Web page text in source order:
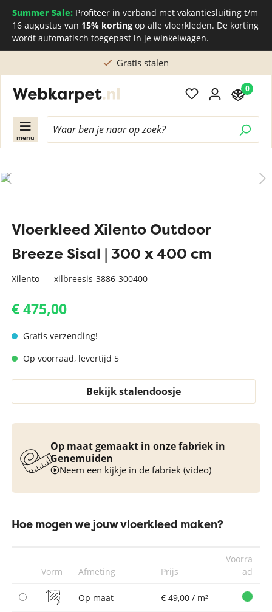
Summer Sale: Profiteer in verband met vakantiesluiting t/m
16 augustus van 15% korting op alle vloerkleden. De korting
wordt automatisch toegepast in je winkelwagen.
Gratis stalen
menu
0
Vloerkleed Xilento Outdoor
Breeze Sisal | 300 x 400 cm
Xilento xilbreesis-3886-300400
€ 475,00
Gratis verzending!
Op voorraad, levertijd 5
Bekijk stalendoosje
Op maat gemaakt in onze fabriek in
Genemuiden
Neem een kijkje in de fabriek (video)
Hoe mogen we jouw vloerkleed maken?
Vorm Afmeting Prijs
Voorra
ad
Op maat € 49,00 / m²